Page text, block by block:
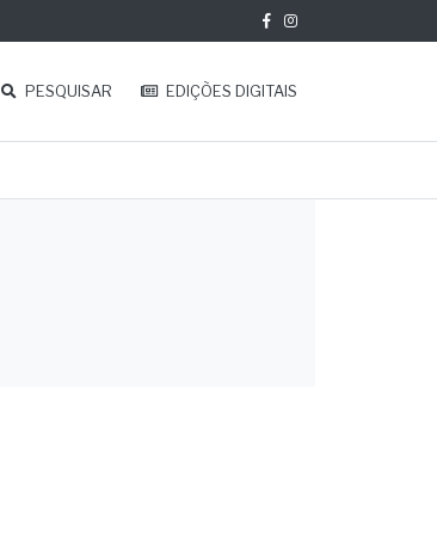
PESQUISAR EDIÇÕES DIGITAIS